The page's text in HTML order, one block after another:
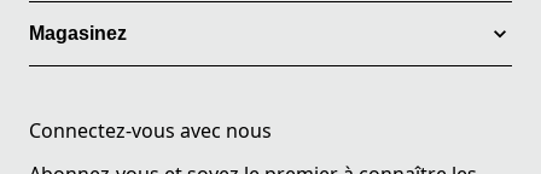
Magasinez
Connectez-vous avec nous